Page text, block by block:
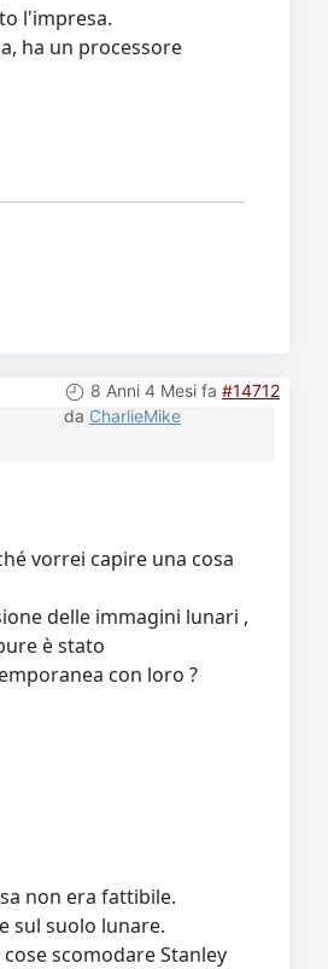
l'impresa.
ha un processore
8 Anni 4 Mesi fa #14712
da CharlieMike
vorrei capire una cosa
delle immagini lunari ,
è stato
con loro ?
non era fattibile.
sul suolo lunare.
scomodare Stanley